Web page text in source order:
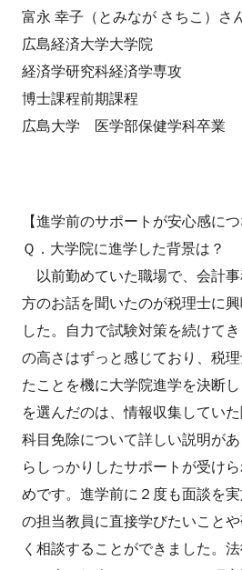
富永 幸子（とみなが さちこ）さ
広島経済大学大学院
経済学研究科経済学専攻
博士課程前期課程
広島大学 医学部保健学科卒業
【進学前のサポートが安心感につ
Ｑ．大学院に進学した背景は？
以前勤めていた職場で、会計
方のお話を聞いたのが税理士に
した。自力で試験対策を続けて
の高さはずっと感じており、税
たことを機に大学院進学を決断
を選んだのは、情報収集してい
科目免除について詳しい説明が
らしっかりしたサポートが受け
めです。進学前に２度も面談を
の担当教員に直接学びたいこと
く相談することができました。